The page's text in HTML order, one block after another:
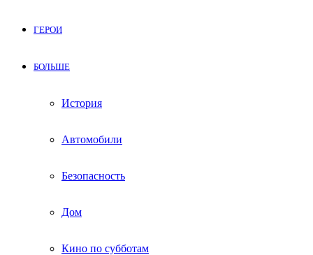
ГЕРОИ
БОЛЬШЕ
История
Автомобили
Безопасность
Дом
Кино по субботам